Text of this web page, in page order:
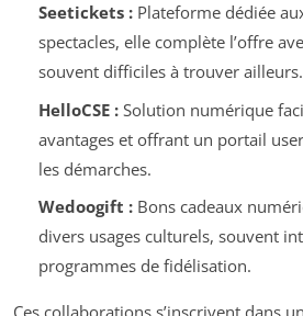
Seetickets :Plateforme dédiée
spectacles, elle complète l’offre
souvent difficiles à trouver ailleurs.
HelloCSE :Solution numérique
avantages et offrant un portail
les démarches.
Wedoogift :Bons cadeaux
divers usages culturels, souvent
programmes de fidélisation.
Ces collaborations s’inscrivent dans